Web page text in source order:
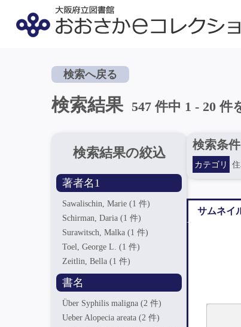
検索へ戻る
検索結果 547 件中 1 - 20 件
検索結果の絞込
著者名1
Sawalischin, Marie(1 件)
Schirman, Daria(1 件)
Surawitsch, Malka(1 件)
Toel, George L.(1 件)
Zeitlin, Bella(1 件)
書名
Über Syphilis maligna(2 件)
Ueber Alopecia areata(2 件)
検索条件
カテゴリ
サムネイ